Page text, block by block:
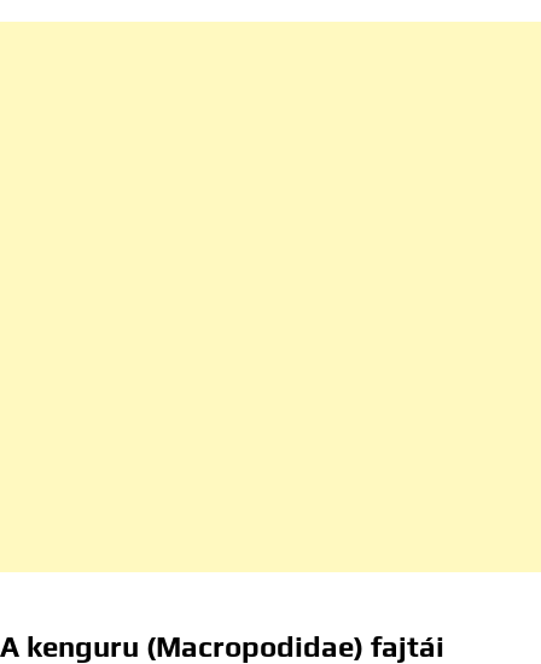
A kenguru (Macropodidae) fajtái